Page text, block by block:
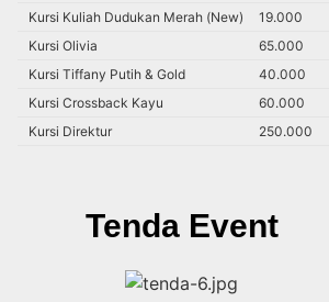
Kursi Kuliah Dudukan Merah (New)
19.000
Kursi Olivia
65.000
Kursi Tiffany Putih & Gold
40.000
Kursi Crossback Kayu
60.000
Kursi Direktur
250.000
Tenda Event